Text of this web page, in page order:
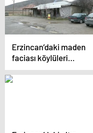
Erzincan’daki maden
faciası köylüleri
tedirgin ediyor